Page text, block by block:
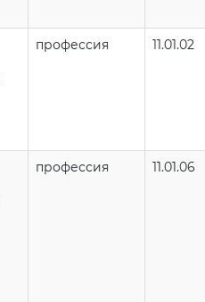
профессия 11.01.02
профессия 11.01.06